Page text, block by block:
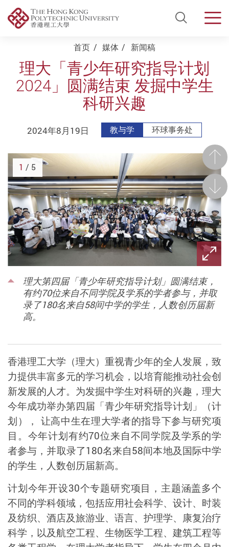
Open
Start main content首页 媒体 新闻稿
理大「青少年研究指导计划
2024」圆满结束 发掘中学生
科研兴趣
2024年8月19日 教与学 环球事务处
前
理大第四届「青少年研究指导计划」圆满结束，
有约70位来自不同学院及学系的学者参与，并取
录了180名来自58间中学的学生，人数创历届新
高。
后一
1 / 5
香港理工大学（理大）重视青少年的全人发展，致
力提供丰富多元的学习机会，以培育能推动社会创
新发展的人才。为发掘中学生对科研的兴趣， 理大
今年成功举办第四届「青少年研究指导计划」（计
划）， 让高中生在理大学者的指导下参与研究项
目。今年计划有约70位来自不同学院及学系的学
者参与，并取录了180名来自58间本地及国际中学
的学生，人数创历届新高。
计划今年开设30个专题研究项目，主题涵盖多个
不同的学科领域，包括应用社会科学、设计、时装
及纺织、酒店及旅游业、语言、护理学、康复治疗
科学，以及航空工程、生物医学工程、建筑工程等